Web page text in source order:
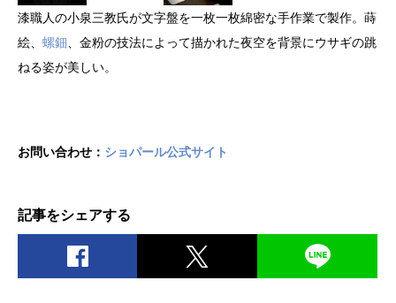
漆職人の小泉三教氏が文字盤を一枚一枚綿密な手作業で製作。蒔
絵、 螺鈿 、金粉の技法によって描かれた夜空を背景にウサギの跳
ねる姿が美しい。
お問い合わせ： ショパール公式サイト
記事をシェアする